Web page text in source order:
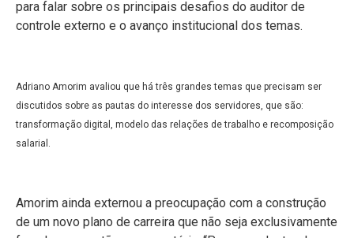
para falar sobre os principais desafios do auditor de
controle externo e o avanço institucional dos temas.
Adriano Amorim avaliou que há três grandes temas que precisam ser
discutidos sobre as pautas do interesse dos servidores, que são:
transformação digital, modelo das relações de trabalho e recomposição
salarial.
Amorim ainda externou a preocupação com a construção
de um novo plano de carreira que não seja exclusivamente